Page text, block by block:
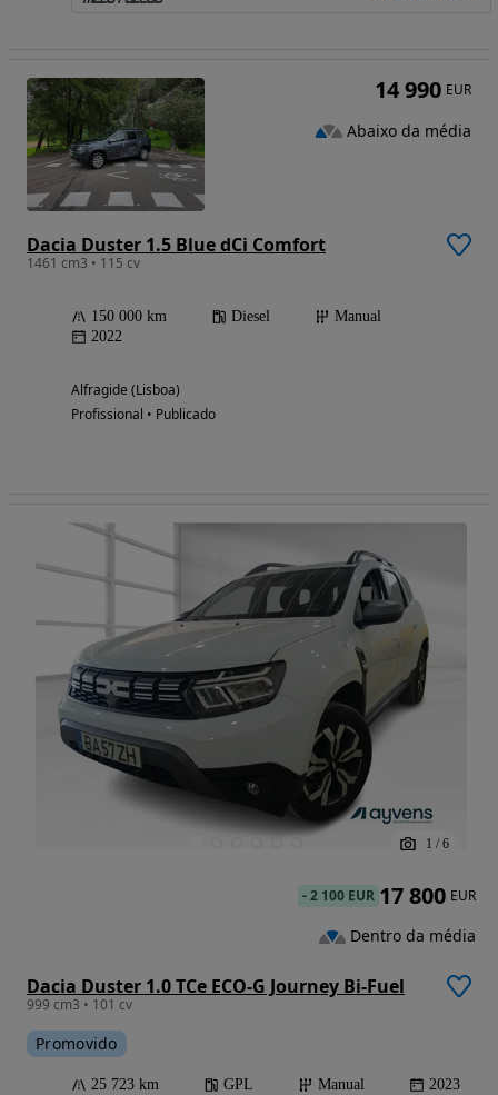
Dacia Duster 1.5 Blue dCi Comfort
1461 cm3 • 115 cv
150 000 km Diesel
Manual
2022
Alfragide (Lisboa)
Profissional • Publicado
14 990 EUR
Abaixo da média
1 / 6
Dacia Duster 1.0 TCe ECO-G Journey Bi-Fuel
999 cm3 • 101 cv
Promovido
25 723 km GPL Manual 2023
-2 100 EUR 17 800 EUR
Dentro da média